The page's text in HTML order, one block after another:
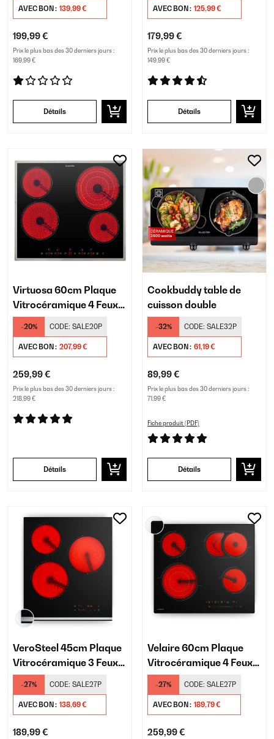
AVEC BON : 139,99 €
199,99 €
Prix le plus bas des 30 derniers jours :
169,99 €
Détails
AVEC BON : 125,99 €
179,99 €
Prix le plus bas des 30 derniers jours :
149,99 €
Détails
Virtuosa 60cm Plaque
Vitrocéramique 4 Feux
Noir/Argent
-20% CODE: SALE20P
AVEC BON : 207,99 €
259,99 €
Prix le plus bas des 30 derniers jours :
218,99 €
Détails
Cookbuddy table de
cuisson double
-32% CODE: SALE32P
AVEC BON : 61,19 €
89,99 €
Prix le plus bas des 30 derniers jours :
71,99 €
Fiche produit (PDF)
Détails
VeroSteel 45cm Plaque
Vitrocéramique 3 Feux
Noir
-27% CODE: SALE27P
AVEC BON : 138,69 €
189,99 €
Velaire 60cm Plaque
Vitrocéramique 4 Feux
Noir
-27% CODE: SALE27P
AVEC BON : 189,79 €
259,99 €